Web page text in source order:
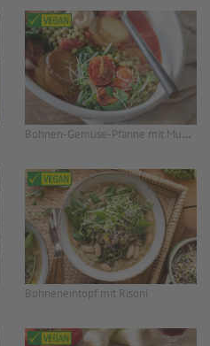
Bohnen-Gemüse-Pfanne mit Mungbohnen, Kartoffeln und Spinat
Bohneneintopf mit Risoni